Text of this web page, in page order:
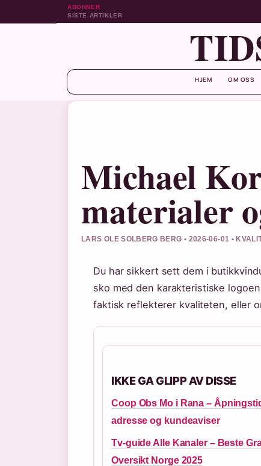
ABONNER
SISTE ARTIKLER
HJEM OM OSS
Michael
materialer
LARS OLE SOLBERG BERG • 2026-06-01 •
Du har sikkert sett dem i
sko med den karakteristiske
faktisk reflekterer kvaliteten, eller
IKKE GA GLIPP AV DISSE
Coop Obs Mo i Rana –
adresse og kundeaviser
Tv-guide Alle Kanaler – Beste
Oversikt Norge 2025